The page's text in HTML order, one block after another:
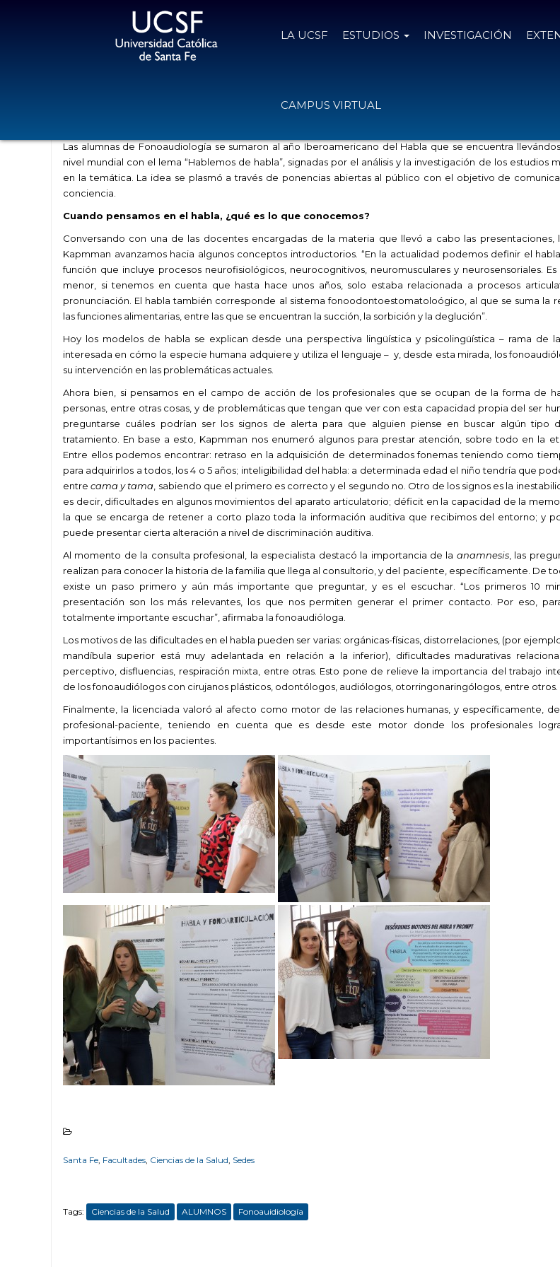
LA UCSF ESTUDIOS INVESTIGACIÓN
CAMPUS VIRTUAL
Las alumnas de Fonoaudiología se sumaron al año Iberoamericano del Habla que se encuentra
nivel mundial con el lema “Hablemos de habla”, signadas por el análisis y la investigación de los estudios
en la temática. La idea se plasmó a través de ponencias abiertas al público con el objetivo de
conciencia.
Cuando pensamos en el habla, ¿qué es lo que conocemos?
Conversando con una de las docentes encargadas de la materia que llevó a cabo las presentaciones,
Kapmman avanzamos hacia algunos conceptos introductorios. “En la actualidad podemos definir el
función que incluye procesos neurofisiológicos, neurocognitivos, neuromusculares y neurosensoriales.
menor, si tenemos en cuenta que hasta hace unos años, solo estaba relacionada a procesos
pronunciación. El habla también corresponde al sistema fonoodontoestomatoloógico, al que se suma la
las funciones alimentarias, entre las que se encuentran la succión, la sorbición y la deglución”.
Hoy los modelos de habla se explican desde una perspectiva lingüística y psicolingüística – rama de
interesada en cómo la especie humana adquiere y utiliza el lenguaje – y, desde esta mirada, los
su intervención en las problemáticas actuales.
Ahora bien, si pensamos en el campo de acción de los profesionales que se ocupan de la forma de
personas, entre otras cosas, y de problemáticas que tengan que ver con esta capacidad propia del ser
preguntarse cuáles podrían ser los signos de alerta para que alguien piense en buscar algún tipo
tratamiento. En base a esto, Kapmman nos enumeró algunos para prestar atención, sobre todo en la
Entre ellos podemos encontrar: retraso en la adquisición de determinados fonemas teniendo como
para adquirirlos a todos, los 4 o 5 años; inteligibilidad del habla: a determinada edad el niño tendría que
entrecama y tama , sabiendo que el primero es correcto y el segundo no. Otro de los signos es la
es decir, dificultades en algunos movimientos del aparato articulatorio; déficit en la capacidad de la
la que se encarga de retener a corto plazo toda la información auditiva que recibimos del entorno; y
puede presentar cierta alteración a nivel de discriminación auditiva.
Al momento de la consulta profesional, la especialista destacó la importancia de la anamnesis, las
realizan para conocer la historia de la familia que llega al consultorio, y del paciente, específicamente. De
existe un paso primero y aún más importante que preguntar, y es el escuchar. “Los primeros 10
presentación son los más relevantes, los que nos permiten generar el primer contacto. Por eso,
totalmente importante escuchar”, afirmaba la fonoaudióloga.
Los motivos de las dificultades en el habla pueden ser varias: orgánicas-físicas, distorrelaciones, (por
mandíbula superior está muy adelantada en relación a la inferior), dificultades madurativas
perceptivo, disfluencias, respiración mixta, entre otras. Esto pone de relieve la importancia del trabajo
de los fonoaudiólogos con cirujanos plásticos, odontólogos, audiólogos, otorringonaringólogos, entre otros.
Finalmente, la licenciada valoró al afecto como motor de las relaciones humanas, y específicamente,
profesional-paciente, teniendo en cuenta que es desde este motor donde los profesionales
importantísimos en los pacientes.
Santa Fe, Facultades, Ciencias de la Salud, Sedes
Tags: Ciencias de la Salud ALUMNOS Fonoauidiología